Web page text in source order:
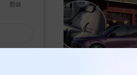
粉丝